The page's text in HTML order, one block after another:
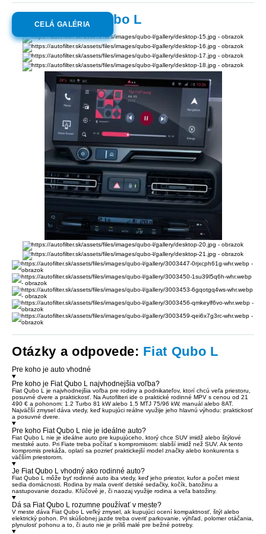
Galéria:Fiat Qubo L
CELÁ GALÉRIA
Otázky a odpovede: Fiat Qubo L
Pre koho je auto vhodné
Pre koho je Fiat Qubo L najvhodnejšia voľba?
Fiat Qubo L je najvhodnejšia voľba pre rodiny a podnikateľov, ktorí chcú veľa priestoru,
posuvné dvere a praktickosť. Na Autofilteri ide o praktické rodinné MPV s cenou od 21
490 € a pohonom: 1.2 Turbo 81 kW alebo 1.5 MTJ 75/96 kW, manuál alebo 8AT.
Najväčší zmysel dáva vtedy, keď kupujúci reálne využije jeho hlavnú výhodu: praktickosť
a posuvné dvere.
Pre koho Fiat Qubo L nie je ideálne auto?
Fiat Qubo L nie je ideálne auto pre kupujúceho, ktorý chce SUV imidž alebo štýlové
mestské auto. Pri Fiate treba počítať s kompromisom: slabší imidž než SUV. Ak tento
kompromis prekáža, oplatí sa pozrieť praktickejší model značky alebo konkurenta s
väčším priestorom.
Je Fiat Qubo L vhodný ako rodinné auto?
Fiat Qubo L môže byť rodinné auto iba vtedy, keď jeho priestor, kufor a počet miest
sedia domácnosti. Rodina by mala overiť detské sedačky, kočík, batožinu a
nastupovanie dozadu. Kľúčové je, či naozaj využije rodina a veľa batožiny.
Dá sa Fiat Qubo L rozumne používať v meste?
V meste dáva Fiat Qubo L veľký zmysel, ak kupujúci ocení kompaktnosť, štýl alebo
elektrický pohon. Pri skúšobnej jazde treba overiť parkovanie, výhľad, polomer otáčania,
plynulosť pohonu a to, či auto nie je príliš malé pre bežné potreby.